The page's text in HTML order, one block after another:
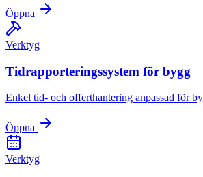
Öppna
Verktyg
Tidrapporteringssystem för bygg
Enkel tid- och offerthantering anpassad för
Öppna
Verktyg